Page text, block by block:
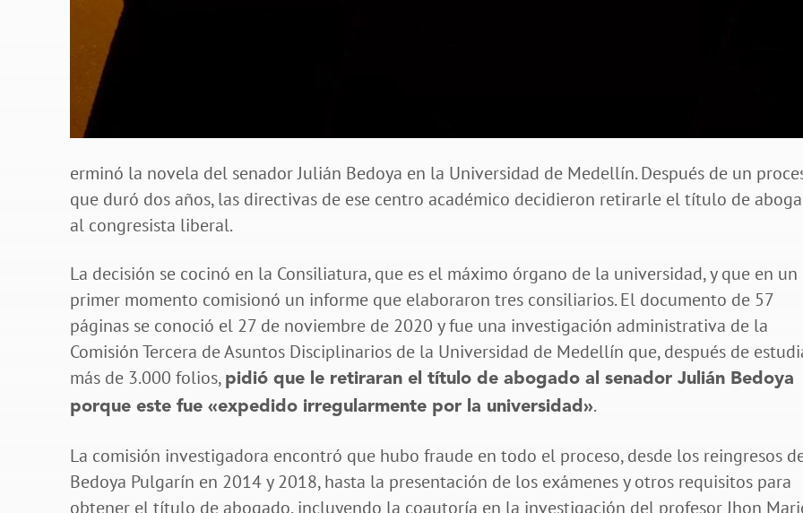
erminó la novela del senador Julián Bedoya en la Universidad de Medellín. Después de un
que duró dos años, las directivas de ese centro académico decidieron retirarle el título de
al congresista liberal.
La decisión se cocinó en la Consiliatura, que es el máximo órgano de la universidad, y que en un
primer momento comisionó un informe que elaboraron tres consiliarios. El documento de 57
páginas se conoció el 27 de noviembre de 2020 y fue una investigación administrativa de la
Comisión Tercera de Asuntos Disciplinarios de la Universidad de Medellín que, después de
más de 3.000 folios, pidió que le retiraran el título de abogado al senador Julián Bedoya
porque este fue «expedido irregularmente por la universidad».
La comisión investigadora encontró que hubo fraude en todo el proceso, desde los reingresos
Bedoya Pulgarín en 2014 y 2018, hasta la presentación de los exámenes y otros requisitos para
obtener el título de abogado, incluyendo la coautoría en la investigación del profesor Jhon